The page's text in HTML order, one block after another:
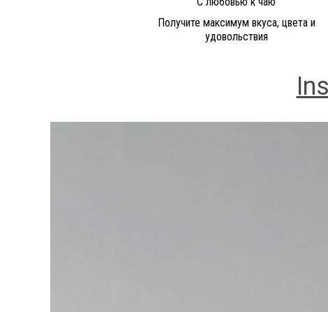
Получите максимум вкуса, цвета и
удовольствия